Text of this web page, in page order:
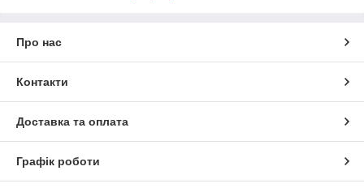
Про нас
Контакти
Доставка та оплата
Графік роботи